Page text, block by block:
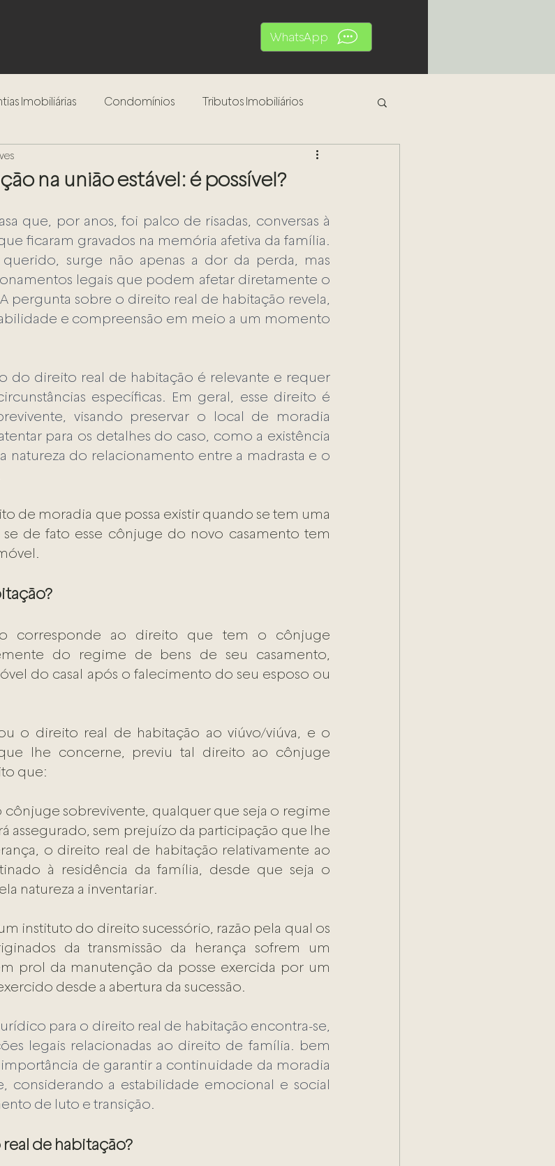
WhatsApp
Imobiliárias Condomínios Tributos Imobiliários
de Imóveis Locação de Imóveis
na união estável: é possível?
que, por anos, foi palco de risadas, conversas à
ficaram gravados na memória afetiva da família.
surge não apenas a dor da perda, mas
legais que podem afetar diretamente o
pergunta sobre o direito real de habitação revela,
e compreensão em meio a um momento
do direito real de habitação é relevante e requer
específicas. Em geral, esse direito é
visando preservar o local de moradia
para os detalhes do caso, como a existência
natureza do relacionamento entre a madrasta e o
de moradia que possa existir quando se tem uma
de fato esse cônjuge do novo casamento tem
corresponde ao direito que tem o cônjuge
do regime de bens de seu casamento,
do casal após o falecimento do seu esposo ou
o direito real de habitação ao viúvo/viúva, e o
lhe concerne, previu tal direito ao cônjuge
que:
cônjuge sobrevivente, qualquer que seja o regime
assegurado, sem prejuízo da participação que lhe
o direito real de habitação relativamente ao
à residência da família, desde que seja o
natureza a inventariar.
instituto do direito sucessório, razão pela qual os
da transmissão da herança sofrem um
prol da manutenção da posse exercida por um
desde a abertura da sucessão.
para o direito real de habitação encontra-se,
legais relacionadas ao direito de família. bem
de garantir a continuidade da moradia
considerando a estabilidade emocional e social
de luto e transição.
de habitação?